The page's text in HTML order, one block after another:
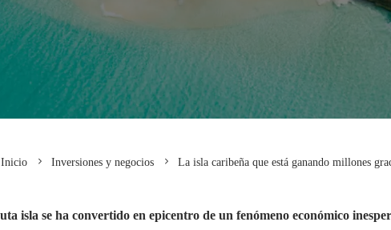
Inicio Inversiones y negocios La isla caribeña que está ganando millones
isla se ha convertido en epicentro de un fenómeno económico